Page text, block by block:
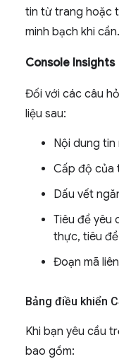
tin từ trang hoặc
minh bạch khi cần.
Console Insights
Đối với các câu
liệu sau:
Nội dung tin
Cấp độ của
Dấu vết
Tiêu đề yêu
thực, tiêu
Đoạn mã
Bảng điều khiển
Khi bạn yêu cầu
bao gồm: